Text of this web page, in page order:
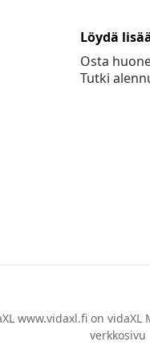
Löydä
Osta
Tutki
www.vidaxl.fi on
verkkosivu